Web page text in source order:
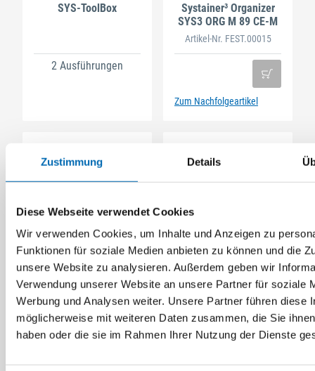
Zustimmung Details
Diese Webseite verwendet Cookies
Wir verwenden Cookies, um Inhalte und Anzeigen zu
Funktionen für soziale Medien anbieten zu können und die
unsere Website zu analysieren. Außerdem geben wir
Verwendung unserer Website an unsere Partner für soziale
Werbung und Analysen weiter. Unsere Partner führen diese
möglicherweise mit weiteren Daten zusammen, die Sie
haben oder die sie im Rahmen Ihrer Nutzung der Dienste
SYS-ToolBox
2 Ausführungen
Systainer³ Organizer
SYS3 ORG M 89 CE-M
Artikel-Nr. FEST.00015
Zum Nachfolgeartikel
Festool
Systainer T-LOC SYS-
STF
2 Ausführungen
Thermoeinsatz L 374
für L-BOXX®
Werkzeugkoffer
Artikel-Nr. 4260308170